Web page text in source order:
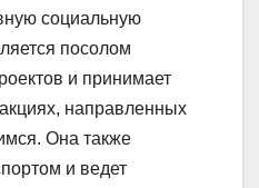
социальную
посолом
и принимает
направленных
Она также
и ведет